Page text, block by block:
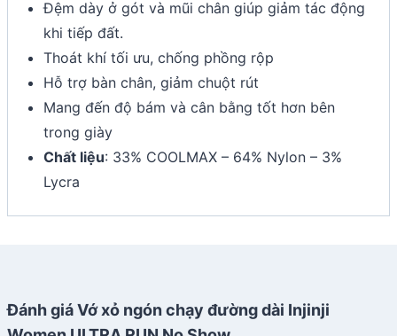
Đệm dày ở gót và mũi chân giúp giảm tác động
khi tiếp đất.
Thoát khí tối ưu, chống phồng rộp
Hỗ trợ bàn chân, giảm chuột rút
Mang đến độ bám và cân bằng tốt hơn bên
trong giày
Chất liệu: 33% COOLMAX – 64% Nylon – 3%
Lycra
Đánh giá Vớ xỏ ngón chạy đường dài Injinji